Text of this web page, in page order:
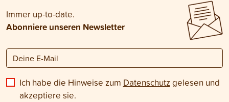
Immer up-to-date.
Abonniere unseren Newsletter
Ich habe die Hinweise zum Datenschutz gelesen und
akzeptiere sie.